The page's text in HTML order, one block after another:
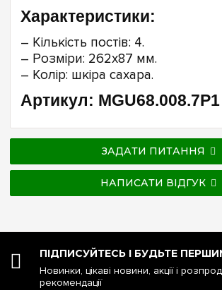
Характеристики:
– Кількість постів: 4.
– Розміри: 262х87 мм.
– Колір: шкіра сахара.
Артикул: MGU68.008.7P1
ЗАДАТИ ПИТАННЯ
НАПИСАТИ ВІДГУК
ПІДПИСУЙТЕСЬ І БУДЬТЕ
Новинки, цікаві новини, акції і
рекомендації